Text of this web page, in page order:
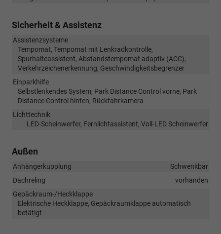
Sicherheit & Assistenz
Assistenzsysteme
Tempomat, Tempomat mit Lenkradkontrolle,
Spurhalteassistent, Abstandstempomat adaptiv (ACC),
Verkehrzeichenerkennung, Geschwindigkeitsbegrenzer
Einparkhilfe
Selbstlenkendes System, Park Distance Control vorne, Park
Distance Control hinten, Rückfahrkamera
Lichttechnik
LED-Scheinwerfer, Fernlichtassistent, Voll-LED Scheinwerfer
Außen
Anhängerkupplung
Schwenkbar
Dachreling
vorhanden
Gepäckraum-/Heckklappe
Elektrische Heckklappe, Gepäckraumklappe automatisch
betätigt